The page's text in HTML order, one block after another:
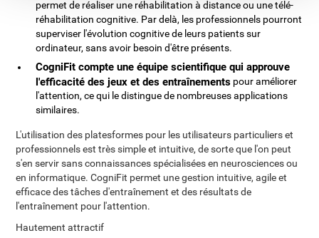
permet de réaliser une réhabilitation à distance ou une télé-
réhabilitation cognitive. Par delà, les professionnels pourront
superviser l'évolution cognitive de leurs patients sur
ordinateur, sans avoir besoin d'être présents.
CogniFit compte une équipe scientifique qui approuve
l'efficacité des jeux et des entraînements pour améliorer
l'attention, ce qui le distingue de nombreuses applications
similaires.
L'utilisation des platesformes pour les utilisateurs particuliers et
professionnels est très simple et intuitive, de sorte que l'on peut
s'en servir sans connaissances spécialisées en neurosciences ou
en informatique. CogniFit permet une gestion intuitive, agile et
efficace des tâches d'entraînement et des résultats de
l'entraînement pour l'attention.
Hautement attractif